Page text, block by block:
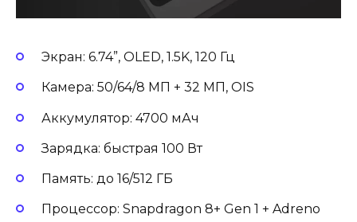
Экран: 6.74”, OLED, 1.5K, 120 Гц
Камера: 50/64/8 МП + 32 МП, OIS
Аккумулятор: 4700 мАч
Зарядка: быстрая 100 Вт
Память: до 16/512 ГБ
Процессор: Snapdragon 8+ Gen 1 + Adreno